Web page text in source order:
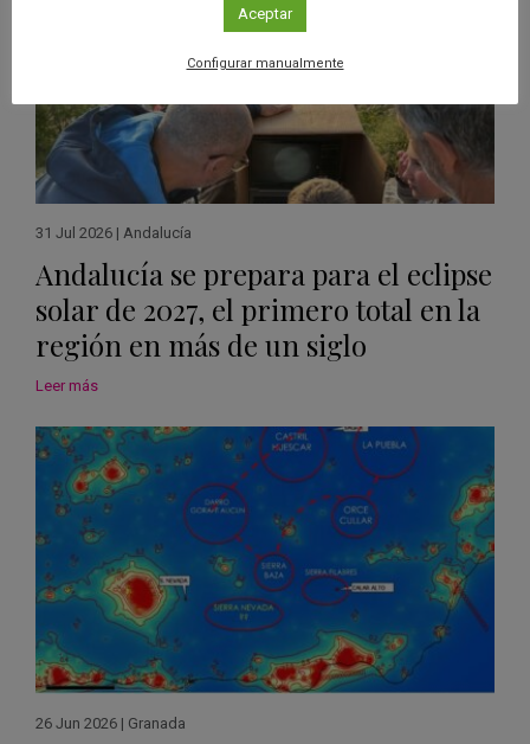
31 Jul 2026 | Andalucía
Andalucía se prepara para el eclipse
solar de 2027, el primero total en la
región en más de un siglo
Leer más
26 Jun 2026 | Granada
Aceptar
Configurar manualmente